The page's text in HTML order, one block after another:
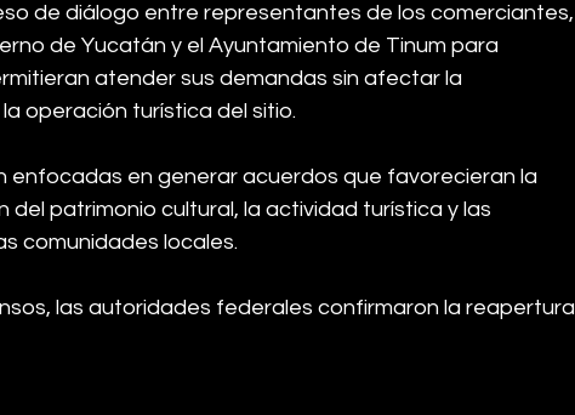
de diálogo entre representantes de los comerciantes,
de Yucatán y el Ayuntamiento de Tinum para
atender sus demandas sin afectar la
operación turística del sitio.
enfocadas en generar acuerdos que favorecieran la
patrimonio cultural, la actividad turística y las
comunidades locales.
las autoridades federales confirmaron la reapertura